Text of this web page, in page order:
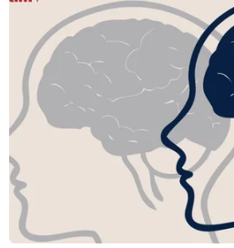
ngôi nhất bảng A
31/07/2026 04:46
ASEAN Cup 2026: Mitchell
'Quái vật vòng cấm' của
31/07/2026 04:13
Xem